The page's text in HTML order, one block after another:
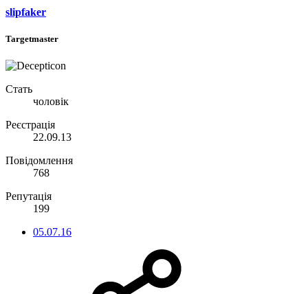
slipfaker
Targetmaster
Стать
чоловік
Реєстрація
22.09.13
Повідомлення
768
Репутація
199
05.07.16